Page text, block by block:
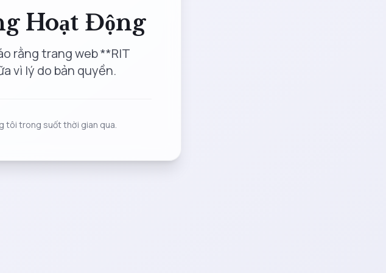
Hoạt Động
rằng trang web **RIT
vì lý do bản quyền.
tôi trong suốt thời gian qua.